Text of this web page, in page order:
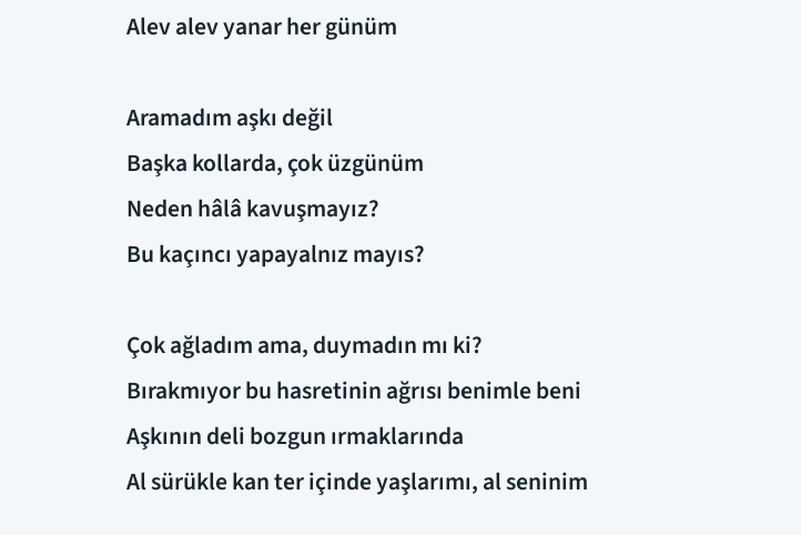
Alev alev yanar her günüm
Aramadım aşkı değil
Başka kollarda, çok üzgünüm
Neden hâlâ kavuşmayız?
Bu kaçıncı yapayalnız mayıs?
Çok ağladım ama, duymadın mı ki?
Bırakmıyor bu hasretinin ağrısı benimle beni
Aşkının deli bozgun ırmaklarında
Al sürükle kan ter içinde yaşlarımı, al seninim